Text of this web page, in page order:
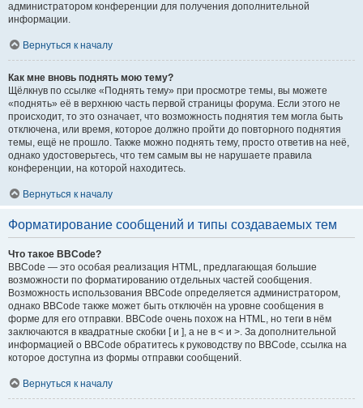
администратором конференции для получения дополнительной
информации.
Вернуться к началу
Как мне вновь поднять мою тему?
Щёлкнув по ссылке «Поднять тему» при просмотре темы, вы можете
«поднять» её в верхнюю часть первой страницы форума. Если этого не
происходит, то это означает, что возможность поднятия тем могла быть
отключена, или время, которое должно пройти до повторного поднятия
темы, ещё не прошло. Также можно поднять тему, просто ответив на неё,
однако удостоверьтесь, что тем самым вы не нарушаете правила
конференции, на которой находитесь.
Вернуться к началу
Форматирование сообщений и типы создаваемых тем
Что такое BBCode?
BBCode — это особая реализация HTML, предлагающая большие
возможности по форматированию отдельных частей сообщения.
Возможность использования BBCode определяется администратором,
однако BBCode также может быть отключён на уровне сообщения в
форме для его отправки. BBCode очень похож на HTML, но теги в нём
заключаются в квадратные скобки [ и ], а не в < и >. За дополнительной
информацией о BBCode обратитесь к руководству по BBCode, ссылка на
которое доступна из формы отправки сообщений.
Вернуться к началу